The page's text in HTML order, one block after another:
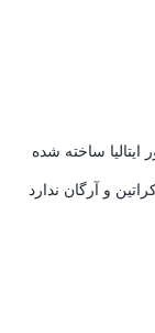
ساخته شده
و آرگان ندارد